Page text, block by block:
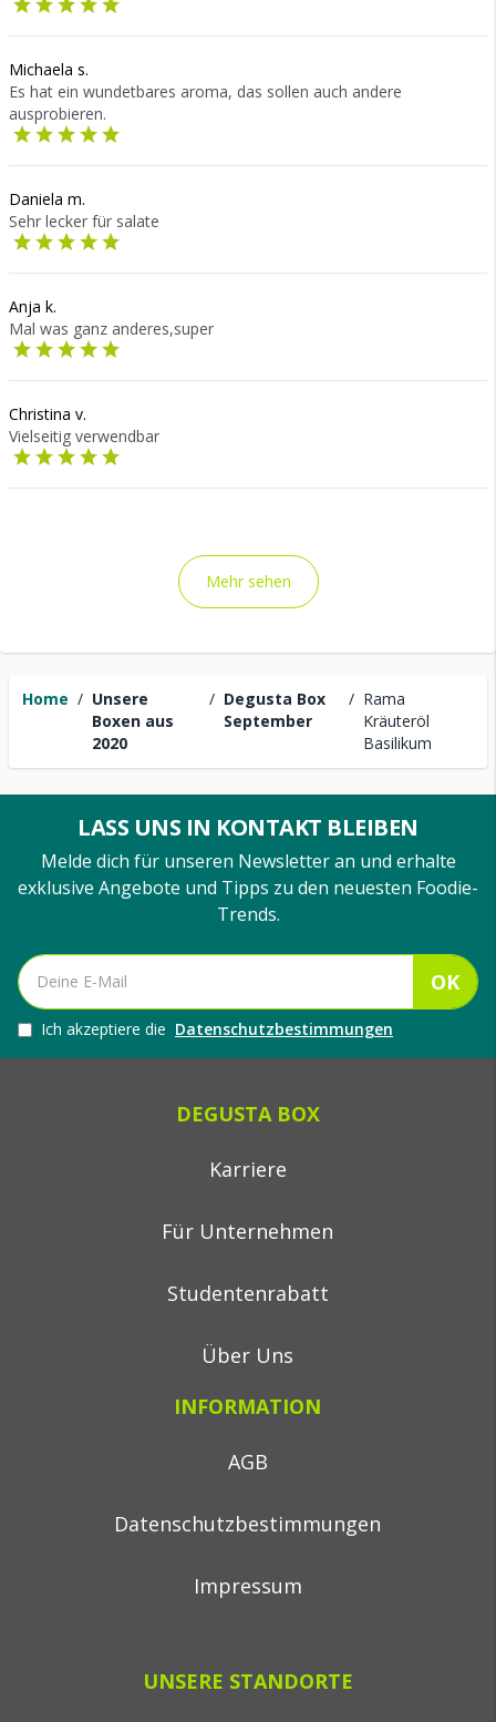
Home / Unsere
Boxen aus
2020
/ Degusta Box
September
/ Rama
Kräuteröl
Basilikum
Michaela s.
Es hat ein wundetbares aroma, das sollen auch andere
ausprobieren.
Daniela m.
Sehr lecker für salate
Anja k.
Mal was ganz anderes,super
Christina v.
Vielseitig verwendbar
Mehr sehen
LASS UNS IN KONTAKT BLEIBEN
Melde dich für unseren Newsletter an und erhalte
exklusive Angebote und Tipps zu den neuesten Foodie-
Trends.
OK
Ich akzeptiere die Datenschutzbestimmungen
DEGUSTA BOX
Karriere
Für Unternehmen
Studentenrabatt
Über Uns
INFORMATION
AGB
Datenschutzbestimmungen
Impressum
UNSERE STANDORTE